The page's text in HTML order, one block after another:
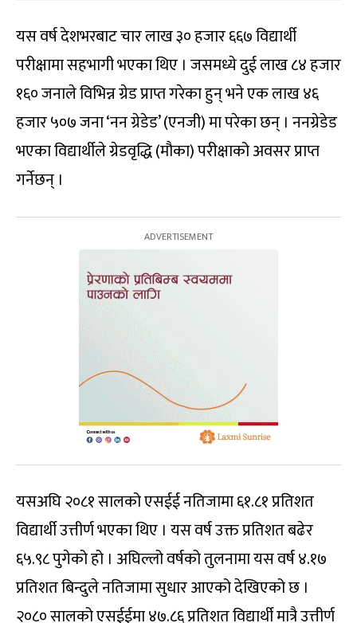
यस वर्ष देशभरबाट चार लाख ३० हजार ६६७ विद्यार्थी
परीक्षामा सहभागी भएका थिए । जसमध्ये दुई लाख ८४ हजार
१६० जनाले विभिन्न ग्रेड प्राप्त गरेका हुन् भने एक लाख ४६
हजार ५०७ जना ‘नन ग्रेडेड’ (एनजी) मा परेका छन् । ननग्रेडेड
भएका विद्यार्थीले ग्रेडवृद्धि (मौका) परीक्षाको अवसर प्राप्त
गर्नेछन् ।
यसअघि २०८१ सालको एसईई नतिजामा ६१.८१ प्रतिशत
विद्यार्थी उत्तीर्ण भएका थिए । यस वर्ष उक्त प्रतिशत बढेर
६५.९८ पुगेको हो । अघिल्लो वर्षको तुलनामा यस वर्ष ४.१७
प्रतिशत बिन्दुले नतिजामा सुधार आएको देखिएको छ ।
२०८० सालको एसईईमा ४७.८६ प्रतिशत विद्यार्थी मात्रै उत्तीर्ण